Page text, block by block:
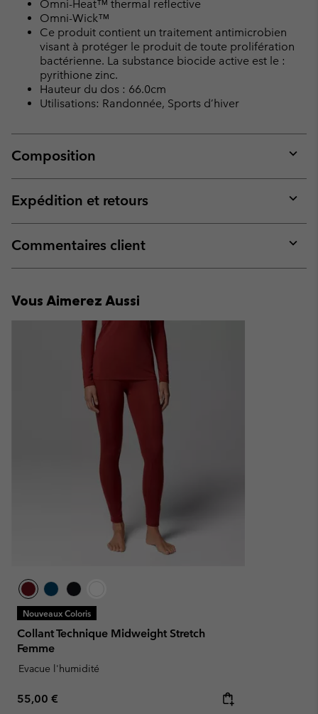
Omni-Heat™ thermal reflective
Omni-Wick™
Ce produit contient un traitement antimicrobien
visant à protéger le produit de toute prolifération
bactérienne. La substance biocide active est le :
pyrithione zinc.
Hauteur du dos : 66.0cm
Utilisations: Randonnée, Sports d’hiver
Composition
or
Expédition et retours
or
Commentaires client
or
Vous Aimerez Aussi
Nouveaux Coloris
Collant Technique Midweight Stretch
Femme
Evacue l'humidité
Regular price:
55,00 €